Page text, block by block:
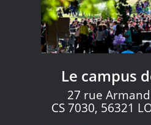
Le campus
27 rue
CS 7030, 56321